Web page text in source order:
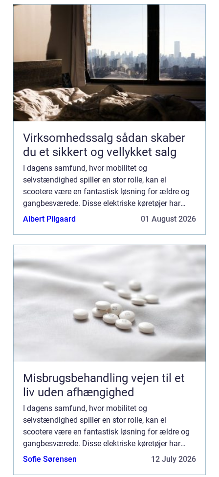
Virksomhedssalg sådan skaber
du et sikkert og vellykket salg
I dagens samfund, hvor mobilitet og
selvstændighed spiller en stor rolle, kan el
scootere være en fantastisk løsning for ældre og
gangbesværede. Disse elektriske køretøjer har
revolutioneret måden, hvorpå personer med
Albert Pilgaard 01 August 2026
Misbrugsbehandling vejen til et
liv uden afhængighed
I dagens samfund, hvor mobilitet og
selvstændighed spiller en stor rolle, kan el
scootere være en fantastisk løsning for ældre og
gangbesværede. Disse elektriske køretøjer har
revolutioneret måden, hvorpå personer med
Sofie Sørensen 12 July 2026